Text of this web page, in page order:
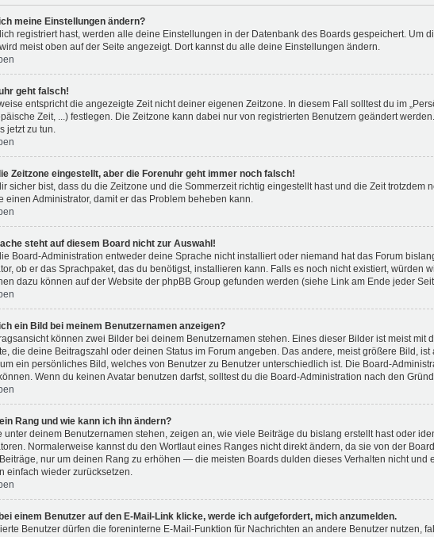
meine Einstellungen ändern?
registriert hast, werden alle deine Einstellungen in der Datenbank des Boards gespeichert. Um
meist oben auf der Seite angezeigt. Dort kannst du alle deine Einstellungen ändern.
geht falsch!
entspricht die angezeigte Zeit nicht deiner eigenen Zeitzone. In diesem Fall solltest du im
Zeit, ...) festlegen. Die Zeitzone kann dabei nur von registrierten Benutzern geändert
jetzt zu tun.
Zeitzone eingestellt, aber die Forenuhr geht immer noch falsch!
sicher bist, dass du die Zeitzone und die Sommerzeit richtig eingestellt hast und die Zeit trotzdem
einen Administrator, damit er das Problem beheben kann.
steht auf diesem Board nicht zur Auswahl!
Board-Administration entweder deine Sprache nicht installiert oder niemand hat das Forum
ob er das Sprachpaket, das du benötigst, installieren kann. Falls es noch nicht existiert, würden
dazu können auf der Website der phpBB Group gefunden werden (siehe Link am Ende jeder
ein Bild bei meinem Benutzernamen anzeigen?
können zwei Bilder bei deinem Benutzernamen stehen. Eines dieser Bilder ist meist mit
die deine Beitragszahl oder deinen Status im Forum angeben. Das andere, meist größere Bild,
ein persönliches Bild, welches von Benutzer zu Benutzer unterschiedlich ist. Die Board-
Wenn du keinen Avatar benutzen darfst, solltest du die Board-Administration nach den
Rang und wie kann ich ihn ändern?
unter deinem Benutzernamen stehen, zeigen an, wie viele Beiträge du bislang erstellt hast oder
Normalerweise kannst du den Wortlaut eines Ranges nicht direkt ändern, da sie von der
nur um deinen Rang zu erhöhen — die meisten Boards dulden dieses Verhalten nicht und
einfach wieder zurücksetzen.
einem Benutzer auf den E-Mail-Link klicke, werde ich aufgefordert, mich anzumelden.
Benutzer dürfen die foreninterne E-Mail-Funktion für Nachrichten an andere Benutzer nutzen,